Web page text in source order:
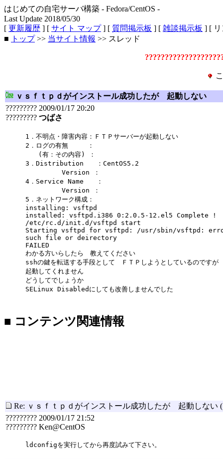
はじめての自宅サーバ構築 - Fedora/CentOS -
Last Update 2018/05/30
[ 更新履歴 ] [ サイト マップ] [ 質問掲示板 ] [ 雑談掲示板 ] [
■
トップ>> 当サイト情報 >> スレッド
ｖｓｆｔｐｄがインストール成功したが 起動しない
????????? 2009/01/17 20:20
????????? つばさ
1．不明点・障害内容：ＦＴＰサーバーが起動しない
2．ログの有無 ：
(有：その内容) ：
3．Distribution ：CentOS5.2
Version ：
4．Service Name ：
Version ：
5．ネットワーク構成：
installing: vsftpd
installed: vsftpd.i386 0:2.0.5-12.el5 Complete !
/etc/rc.d/init.d/vsftpd start
Starting vsftpd for vsftpd: /usr/sbin/vsftpd:
such file or deirectory
FAILED
わかる方いらしたら 教えてください
sshの鍵を転送する手段として ＦＴＰしようとしているのですが
起動してくれません
どうしてでしょうか
SELinux Disabledにしても改善しませんでした
■ コンテンツ関連情報
Re: ｖｓｆｔｐｄがインストール成功したが 起動しない
????????? 2009/01/17 21:52
????????? Ken@CentOS
ldconfigを実行してから再度試みて下さい。